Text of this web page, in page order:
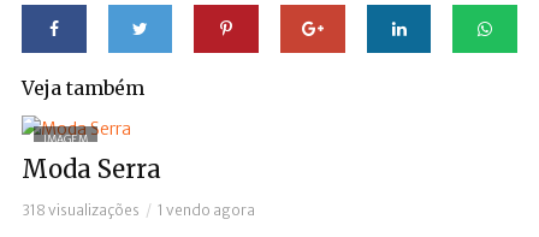
Veja também
IMAGEM
Moda Serra
318 visualizações 1 vendo agora